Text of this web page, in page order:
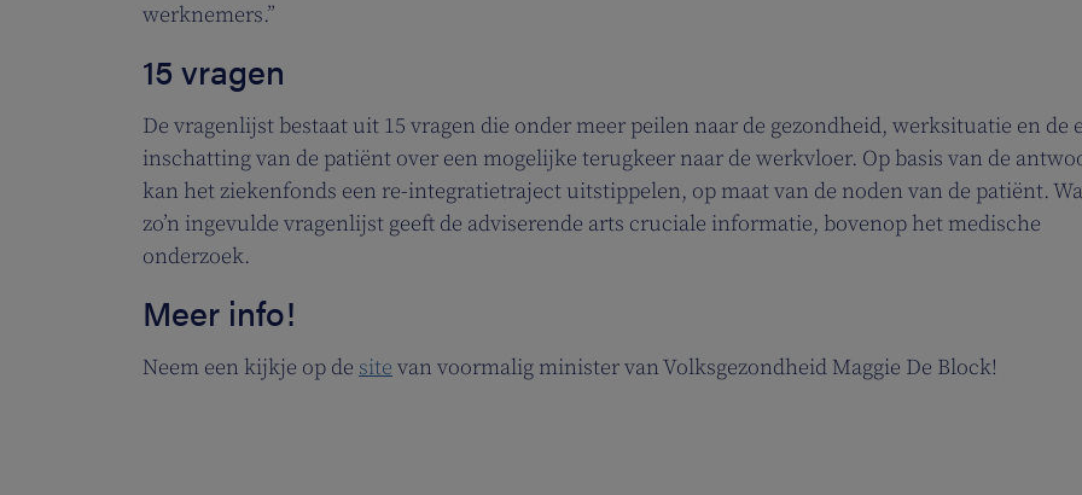
werknemers.”
15 vragen
De vragenlijst bestaat uit 15 vragen die onder meer peilen naar de gezondheid, werksituatie en de
inschatting van de patiënt over een mogelijke terugkeer naar de werkvloer. Op basis van de
kan het ziekenfonds een re-integratietraject uitstippelen, op maat van de noden van de patiënt.
zo’n ingevulde vragenlijst geeft de adviserende arts cruciale informatie, bovenop het medische
onderzoek.
Meer info!
Neem een kijkje op de site van voormalig minister van Volksgezondheid Maggie De Block!